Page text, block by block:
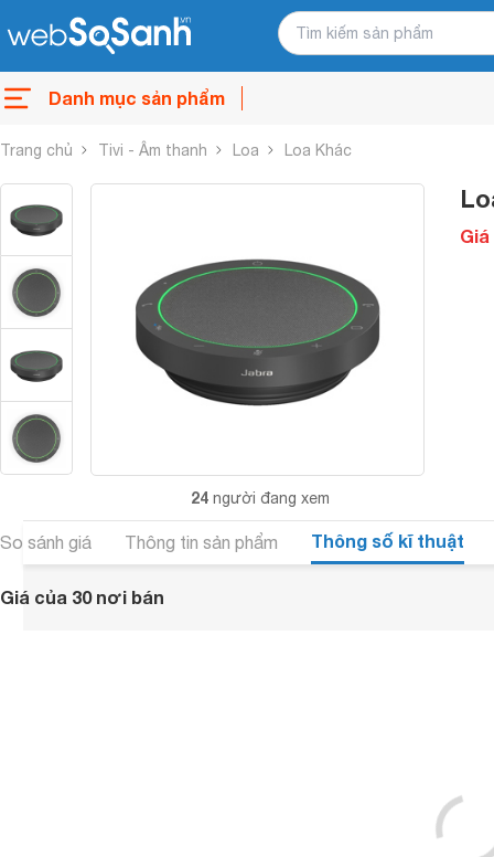
Danh mục sản phẩm
Trang chủ Tivi - Âm thanh Loa Loa Khác
24 người đang xem
Giá
So sánh giá Thông tin sản phẩm Thông số kĩ thuật
Giá của 30 nơi bán